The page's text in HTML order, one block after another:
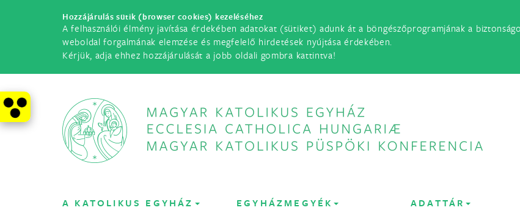
Hozzájárulás sütik (browser cookies) kezeléséhez
A felhasználói élmény javítása érdekében adatokat (sütiket) adunk át a böngészőprogramjának a
weboldal forgalmának elemzése és megfelelő hirdetések nyújtása érdekében.
Kérjük, adja ehhez hozzájárulását a jobb oldali gombra kattintva!
A KATOLIKUS EGYHÁZ EGYHÁZMEGYÉK ADATTÁR